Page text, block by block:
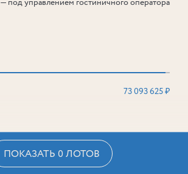
— под управлением гостиничного оператора
73 093 625 ₽
ПОКАЗАТЬ 0 ЛОТОВ